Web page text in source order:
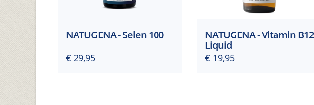
NATUGENA - Selen 100
€ 29,95
NATUGENA - Vitamin B12
Liquid
€ 19,95